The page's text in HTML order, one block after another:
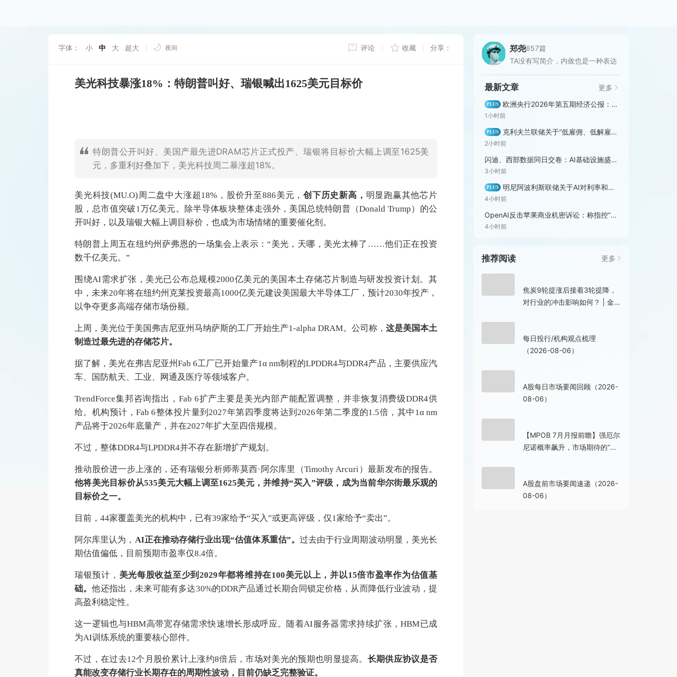
字体： 小 中 大 超大 夜间 评论 收藏 分享：
美光科技暴涨18%：特朗普叫好、瑞银喊出1625美元目标价
特朗普公开叫好、美国产最先进DRAM芯片正式投产、瑞银将目标价大幅上调至1625美
元，多重利好叠加下，美光科技周二暴涨超18%。
美光科技(MU.O)周二盘中大涨超18%，股价升至886美元，创下历史新高， 明显跑赢其他芯片
股，总市值突破1万亿美元。除半导体板块整体走强外，美国总统特朗普（Donald Trump）的公
开叫好，以及瑞银大幅上调目标价，也成为市场情绪的重要催化剂。
特朗普上周五在纽约州萨弗恩的一场集会上表示：“美光，天哪，美光太棒了……他们正在投资
数千亿美元。”
围绕AI需求扩张，美光已公布总规模2000亿美元的美国本土存储芯片制造与研发投资计划。其
中，未来20年将在纽约州克莱投资最高1000亿美元建设美国最大半导体工厂，预计2030年投产，
以争夺更多高端存储市场份额。
上周，美光位于美国弗吉尼亚州马纳萨斯的工厂开始生产1-alpha DRAM。公司称， 这是美国本土
制造过最先进的存储芯片。
据了解，美光在弗吉尼亚州Fab 6工厂已开始量产1α nm制程的LPDDR4与DDR4产品，主要供应汽
车、国防航天、工业、网通及医疗等领域客户。
TrendForce集邦咨询指出，Fab 6扩产主要是美光内部产能配置调整，并非恢复消费级DDR4供
给。机构预计，Fab 6整体投片量到2027年第四季度将达到2026年第二季度的1.5倍，其中1α nm
产品将于2026年底量产，并在2027年扩大至四倍规模。
不过，整体DDR4与LPDDR4并不存在新增扩产规划。
推动股价进一步上涨的，还有瑞银分析师蒂莫西·阿尔库里（Timothy Arcuri）最新发布的报告。
他将美光目标价从535美元大幅上调至1625美元，并维持“买入”评级，成为当前华尔街最乐观的
目标价之一。
目前，44家覆盖美光的机构中，已有39家给予“买入”或更高评级，仅1家给予“卖出”。
阿尔库里认为， AI正在推动存储行业出现“估值体系重估”。 过去由于行业周期波动明显，美光长
期估值偏低，目前预期市盈率仅8.4倍。
瑞银预计， 美光每股收益至少到2029年都将维持在100美元以上，并以15倍市盈率作为估值基
础。他还指出，未来可能有多达30%的DDR产品通过长期合同锁定价格，从而降低行业波动，提
高盈利稳定性。
这一逻辑也与HBM高带宽存储需求快速增长形成呼应。随着AI服务器需求持续扩张，HBM已成
为AI训练系统的重要核心部件。
不过，在过去12个月股价累计上涨约8倍后，市场对美光的预期也明显提高。 长期供应协议是否
真能改变存储行业长期存在的周期性波动，目前仍缺乏完整验证。
郑尧857篇
TA没有写简介，内敛也是一种表达
最新文章 更多
PLUS 欧洲央行2026年第五期经济公报：通胀风险仍偏上行，增长风险却持续向下
1小时前
PLUS 克利夫兰联储关于“低雇佣、低解雇”劳动力市场的解读（全文翻译）
2小时前
闪迪、西部数据同日交卷：AI基础设施盛宴背后，市场已经提高门槛
3小时前
PLUS 明尼阿波利斯联储关于AI对利率和通胀影响的分析（全文翻译）
4小时前
OpenAI反击苹果商业机密诉讼：称指控“毫无依据”，要求法院驳回案件
4小时前
推荐阅读 更多
焦炭9轮提涨后接着3轮提降，
对行业的冲击影响如何？ | 金
每日投行/机构观点梳理
（2026-08-06）
A股每日市场要闻回顾（2026-
08-06）
【MPOB 7月月报前瞻】强厄尔
尼诺概率飙升，市场期待的“库
A股盘前市场要闻速递（2026-
08-06）